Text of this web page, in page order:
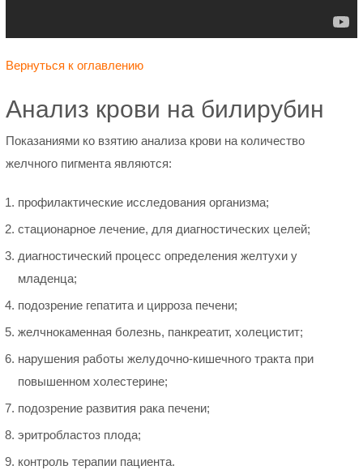
Вернуться к оглавлению
Анализ крови на билирубин
Показаниями ко взятию анализа крови на количество
желчного пигмента являются:
профилактические исследования организма;
стационарное лечение, для диагностических целей;
диагностический процесс определения желтухи у
младенца;
подозрение гепатита и цирроза печени;
желчнокаменная болезнь, панкреатит, холецистит;
нарушения работы желудочно-кишечного тракта при
повышенном холестерине;
подозрение развития рака печени;
эритробластоз плода;
контроль терапии пациента.